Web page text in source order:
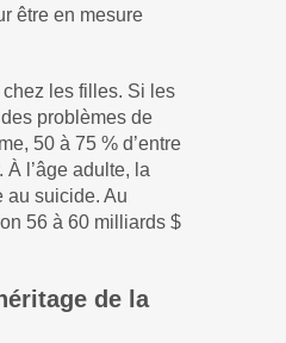
être en mesure
les filles. Si les
problèmes de
50 à 75 % d’entre
l’âge adulte, la
au suicide. Au
56 à 60 milliards $
de la